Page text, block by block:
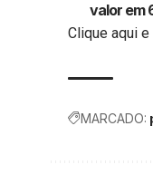
valor em
Clique aqui e
MARCADO: